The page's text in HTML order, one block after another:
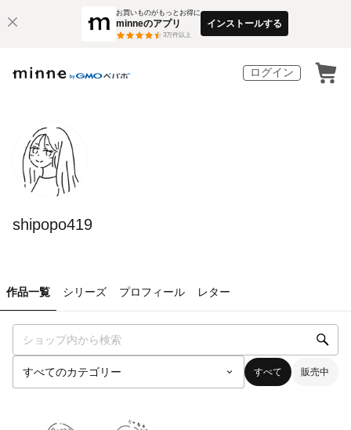
お買いものがもっとお得に
minneのアプリ
3万件以上
インストールする
ログイン
shipopo419
作品一覧 シリーズ プロフィール レター
すべて 販売中